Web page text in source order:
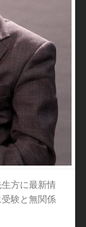
方に最新情
験と無関係